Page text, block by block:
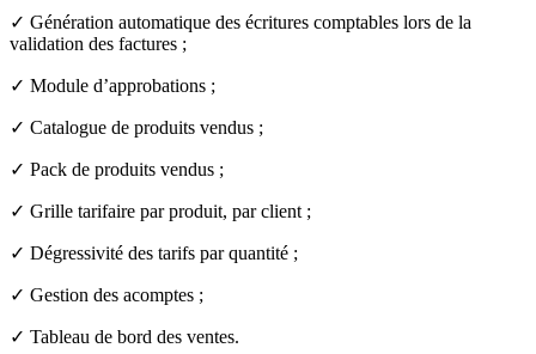
✓ Génération automatique des écritures comptables lors de la
validation des factures ;
✓ Module d’approbations ;
✓ Catalogue de produits vendus ;
✓ Pack de produits vendus ;
✓ Grille tarifaire par produit, par client ;
✓ Dégressivité des tarifs par quantité ;
✓ Gestion des acomptes ;
✓ Tableau de bord des ventes.